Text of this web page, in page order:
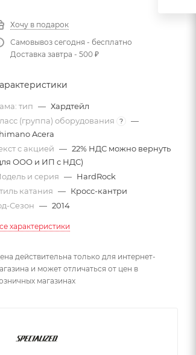
Хочу в подарок
Самовывоз сегодня - бесплатно
Доставка завтра - 500 ₽
тип — Хардтейл
(группа) оборудования
?
—
Acera
с акцией — 22% НДС можно вернуть
ООО и ИП с НДС)
и серия — HardRock
катания — Кросс-кантри
Сезон — 2014
характеристики
действительна только для интернет-
и может отличаться от цен в
магазинах